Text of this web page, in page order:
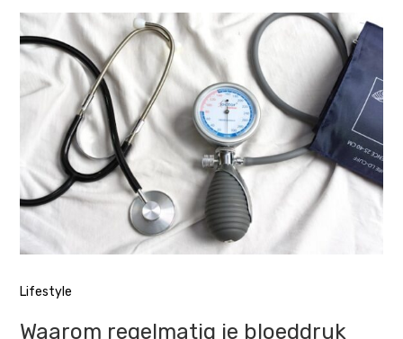
Lifestyle
Waarom regelmatig je bloeddruk